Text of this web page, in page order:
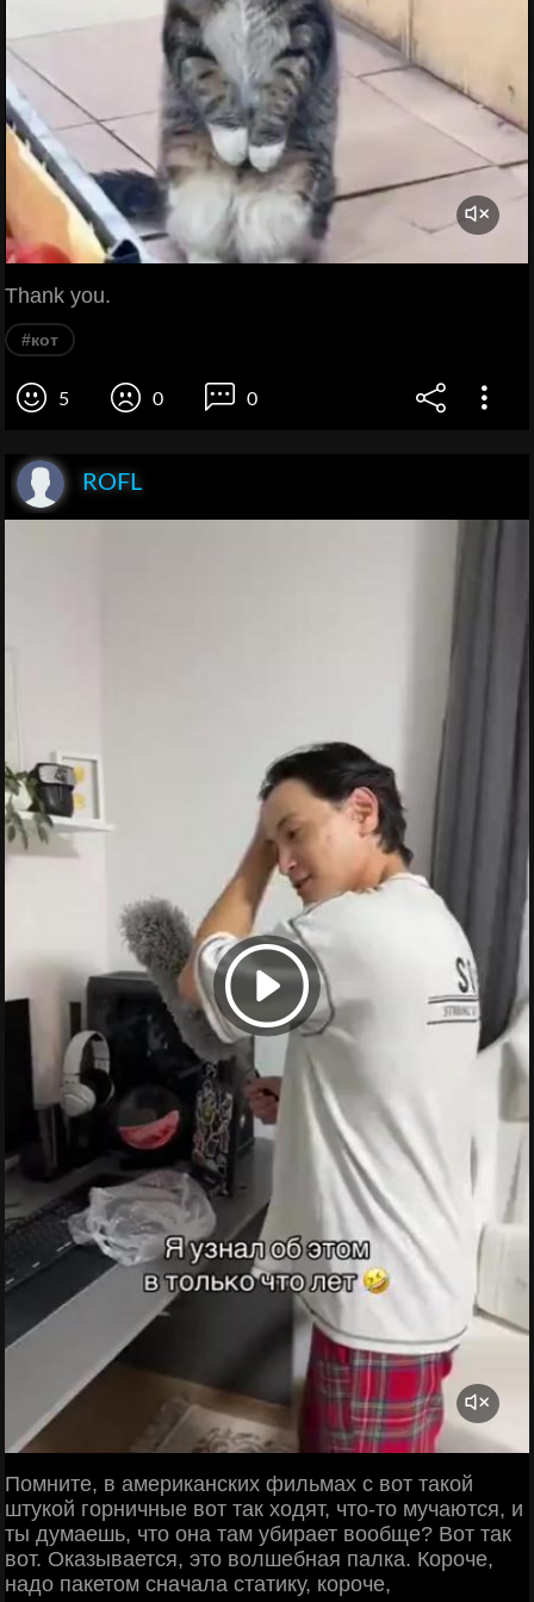
Thank you.
#кот
5 0 0
ROFL
Помните, в американских фильмах с вот такой
штукой горничные вот так ходят, что-то мучаются, и
ты думаешь, что она там убирает вообще? Вот так
вот. Оказывается, это волшебная палка. Короче,
надо пакетом сначала статику, короче,